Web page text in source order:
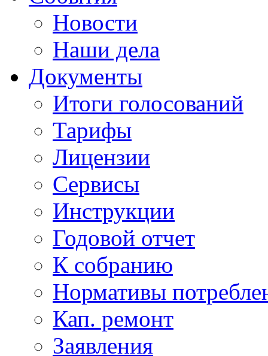
Новости
Наши дела
Документы
Итоги голосований
Тарифы
Лицензии
Сервисы
Инструкции
Годовой отчет
К собранию
Нормативы
Кап. ремонт
Заявления